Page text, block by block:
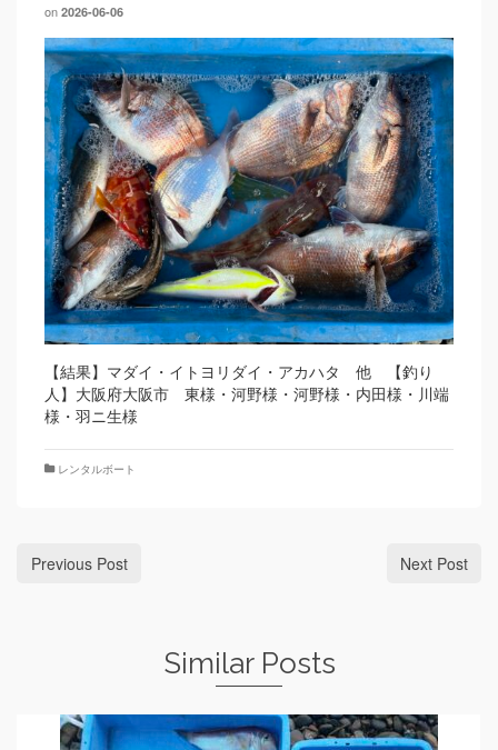
on 2026-06-06
【結果】マダイ・イトヨリダイ・アカハタ 他 【釣り
人】大阪府大阪市 東様・河野様・河野様・内田様・川端
様・羽ニ生様
レンタルボート
Previous Post Next Post
Similar Posts